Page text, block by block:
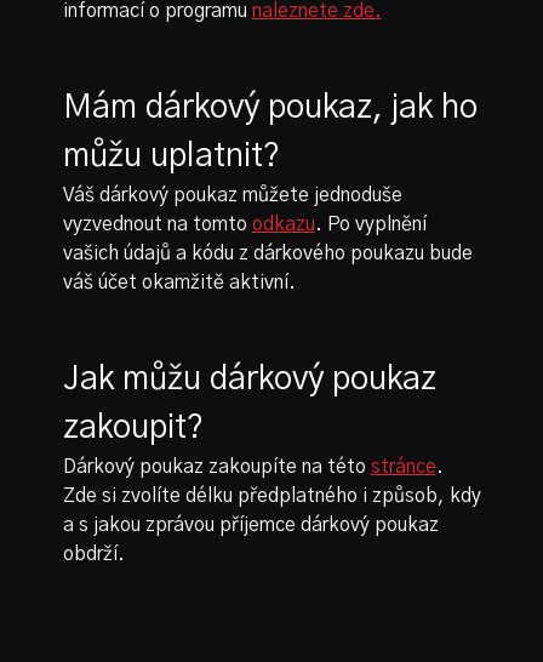
informací o programu naleznete zde.
Mám dárkový poukaz, jak ho
můžu uplatnit?
Váš dárkový poukaz můžete jednoduše
vyzvednout na tomto odkazu. Po vyplnění
vašich údajů a kódu z dárkového poukazu bude
váš účet okamžitě aktivní.
Jak můžu dárkový poukaz
zakoupit?
Dárkový poukaz zakoupíte na této stránce.
Zde si zvolíte délku předplatného i způsob, kdy
a s jakou zprávou příjemce dárkový poukaz
obdrží.